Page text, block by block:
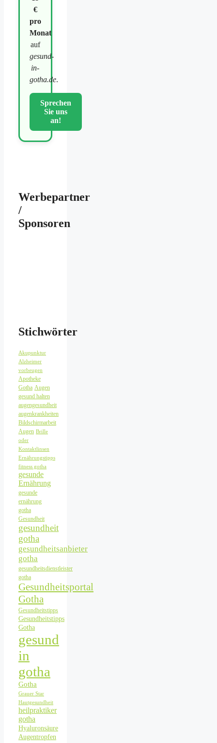
€
pro
Monat
auf
gesund-
in-
gotha.de.
Sprechen
Sie uns
an!
Werbepartner
/
Sponsoren
Stichwörter
Akupunktur
Alzheimer
vorbeugen
Apotheke
Gotha Augen
gesund halten
augengesundheit
augenkrankheiten
Bildschirmarbeit
Augen Brille
oder
Kontaktlinsen
Ernährungstipps
fitness gotha
gesunde
Ernährung
gesunde
ernährung
gotha
Gesundheit
gesundheit
gotha
gesundheitsanbieter
gotha
gesundheitsdienstleister
gotha
Gesundheitsportal
Gotha
Gesundheitstipps
Gesundheitstipps
Gotha
gesund
in
gotha
Gotha
Grauer Star
Hautgesundheit
heilpraktiker
gotha
Hyaluronsäure
Augentropfen